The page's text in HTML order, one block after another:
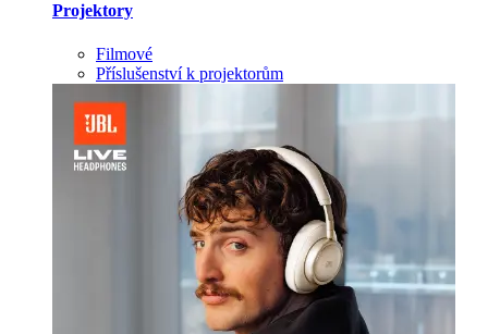
Projektory
Filmové
Příslušenství k projektorům